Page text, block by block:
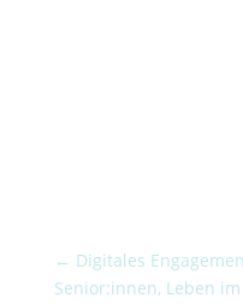
← Digitales
Senior:innen, Leben